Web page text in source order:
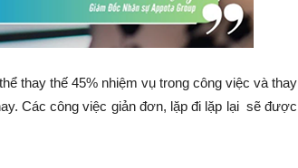
thay thế 45% nhiệm vụ trong công việc và thay
Các công việc giản đơn, lặp đi lặp lại sẽ được